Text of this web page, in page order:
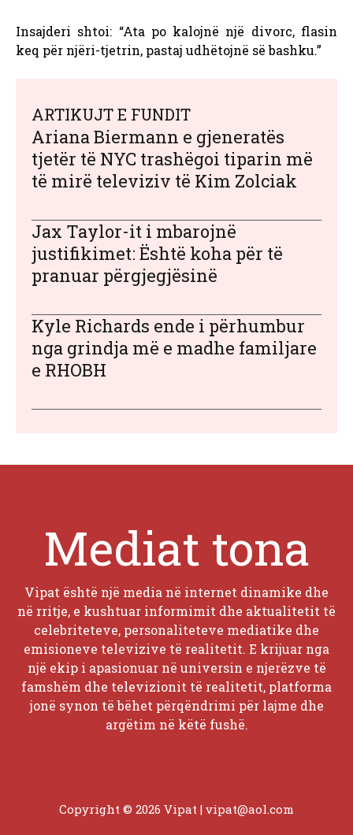
Insajderi shtoi: “Ata po kalojnë një divorc, flasin
keq për njëri-tjetrin, pastaj udhëtojnë së bashku.”
ARTIKUJT E FUNDIT
Ariana Biermann e gjeneratës
tjetër të NYC trashëgoi tiparin më
të mirë televiziv të Kim Zolciak
Jax Taylor-it i mbarojnë
justifikimet: Është koha për të
pranuar përgjegjësinë
Kyle Richards ende i përhumbur
nga grindja më e madhe familjare
e RHOBH
Mediat tona
Vipat është një media në internet dinamike dhe
në rritje, e kushtuar informimit dhe aktualitetit të
celebriteteve, personaliteteve mediatike dhe
emisioneve televizive të realitetit. E krijuar nga
një ekip i apasionuar në universin e njerëzve të
famshëm dhe televizionit të realitetit, platforma
jonë synon të bëhet përqëndrimi për lajme dhe
argëtim në këtë fushë.
Copyright © 2026 Vipat | vipat@aol.com